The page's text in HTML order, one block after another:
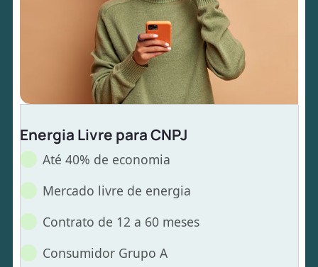
Energia Livre para CNPJ
Até 40% de economia
Mercado livre de energia
Contrato de 12 a 60 meses
Consumidor Grupo A